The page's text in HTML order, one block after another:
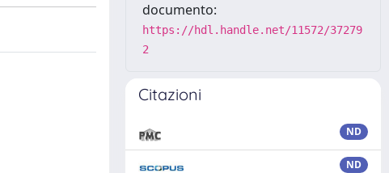
documento:
https://hdl.handle.net/11572/37279
2
Citazioni
ND
ND